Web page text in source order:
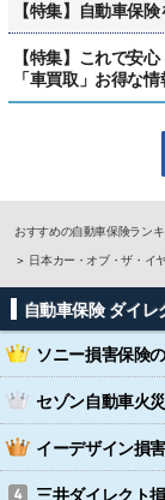
【特集】自動車保
【特集】これで安
「車買取」お得な情
おすすめの自動車保険ラン
日本カー・オブ・ザ・イ
自動車保険 ダイ
ソニー損害保険
セゾン自動車火
イーデザイン損
三井ダイレクト